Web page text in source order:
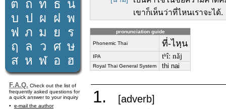
ต ถ ท ธ น
บ ป ผ ฝ พ
ฟ ภ ม ย
ร
ฤ
ล ว ศ ษ
ส ห ฬ อ ฮ
F.A.Q. Check out the list of
frequently asked questions for
a quick answer to your inquiry
e-mail the author
เขาก็เห็นว่าที่ไหนเราจะได้.
pronunciation guide
Phonemic Thai ที่-ไหฺน
IPA tʰîː nǎj
Royal Thai General System thi nai
1. [adverb]